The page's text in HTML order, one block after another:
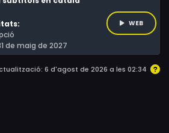
de maig de 2027
WEB
6 d'agost de 2026 a les 02:34